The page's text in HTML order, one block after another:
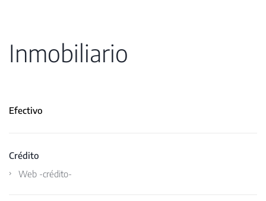
Inmobiliario
Efectivo
Crédito
Web -crédito-